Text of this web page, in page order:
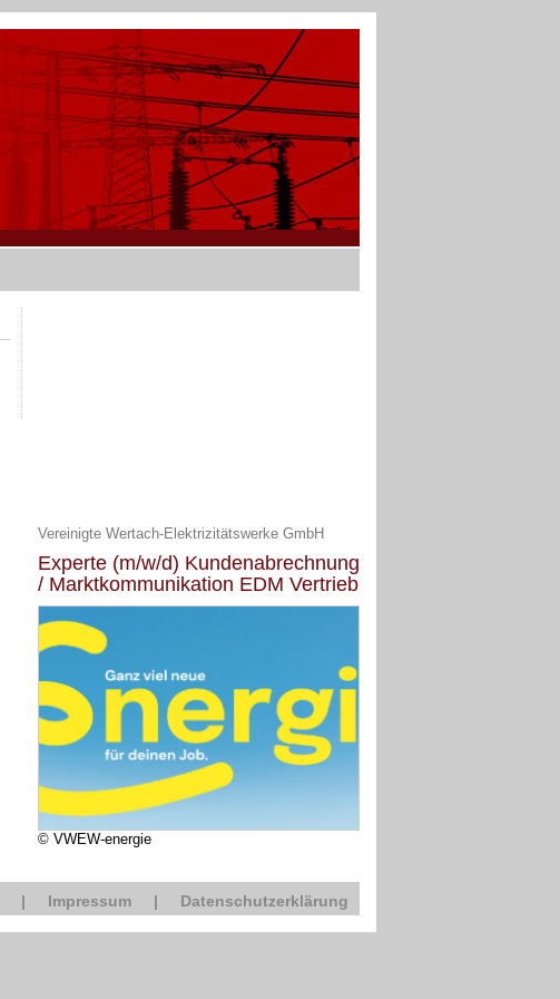
Vereinigte Wertach-Elektrizitätswerke GmbH
Experte (m/w/d) Kundenabrechnung
/ Marktkommunikation EDM Vertrieb
© VWEW-energie
| Impressum | Datenschutzerklärung